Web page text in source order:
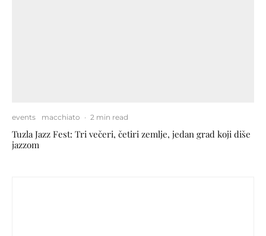
events macchiato · 2 min read
Tuzla Jazz Fest: Tri večeri, četiri zemlje, jedan grad koji diše
jazzom